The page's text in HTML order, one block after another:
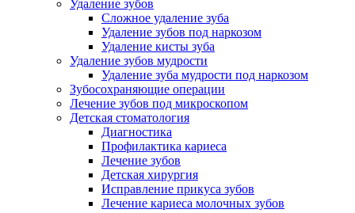
Удаление зубов
Сложное удаление зуба
Удаление зубов под наркозом
Удаление кисты зуба
Удаление зубов мудрости
Удаление зуба мудрости под наркозом
Зубосохраняющие операции
Лечение зубов под микроскопом
Детская стоматология
Диагностика
Профилактика кариеса
Лечение зубов
Детская хирургия
Исправление прикуса зубов
Лечение кариеса молочных зубов